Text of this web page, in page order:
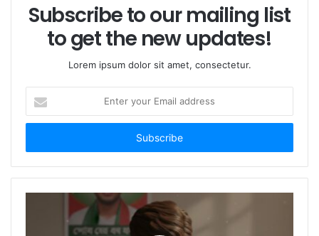
Subscribe to our mailing list
to get the new updates!
Lorem ipsum dolor sit amet, consectetur.
your
Email